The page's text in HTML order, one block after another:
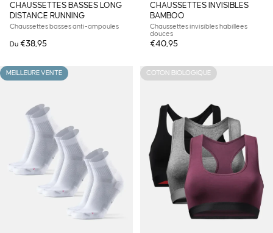
CHAUSSETTES BASSES LONG
DISTANCE RUNNING
Chaussettes basses anti-ampoules
Du €38,95
CHAUSSETTES INVISIBLES
BAMBOO
Chaussettes invisibles habillées
douces
€40,95
MEILLEURE VENTE COTON BIOLOGIQUE